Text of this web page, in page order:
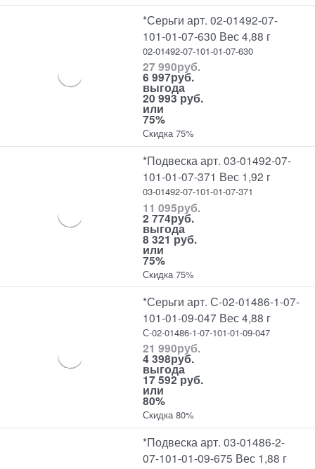
*Серьги арт. 02-01492-07-
101-01-07-630 Вес 4,88 г
02-01492-07-101-01-07-630
27 990руб.
6 997руб.
выгода
20 993 руб.
или
75%
Скидка 75%
*Подвеска арт. 03-01492-07-
101-01-07-371 Вес 1,92 г
03-01492-07-101-01-07-371
11 095руб.
2 774руб.
выгода
8 321 руб.
или
75%
Скидка 75%
*Серьги арт. С-02-01486-1-07-
101-01-09-047 Вес 4,88 г
С-02-01486-1-07-101-01-09-047
21 990руб.
4 398руб.
выгода
17 592 руб.
или
80%
Скидка 80%
*Подвеска арт. 03-01486-2-
07-101-01-09-675 Вес 1,88 г